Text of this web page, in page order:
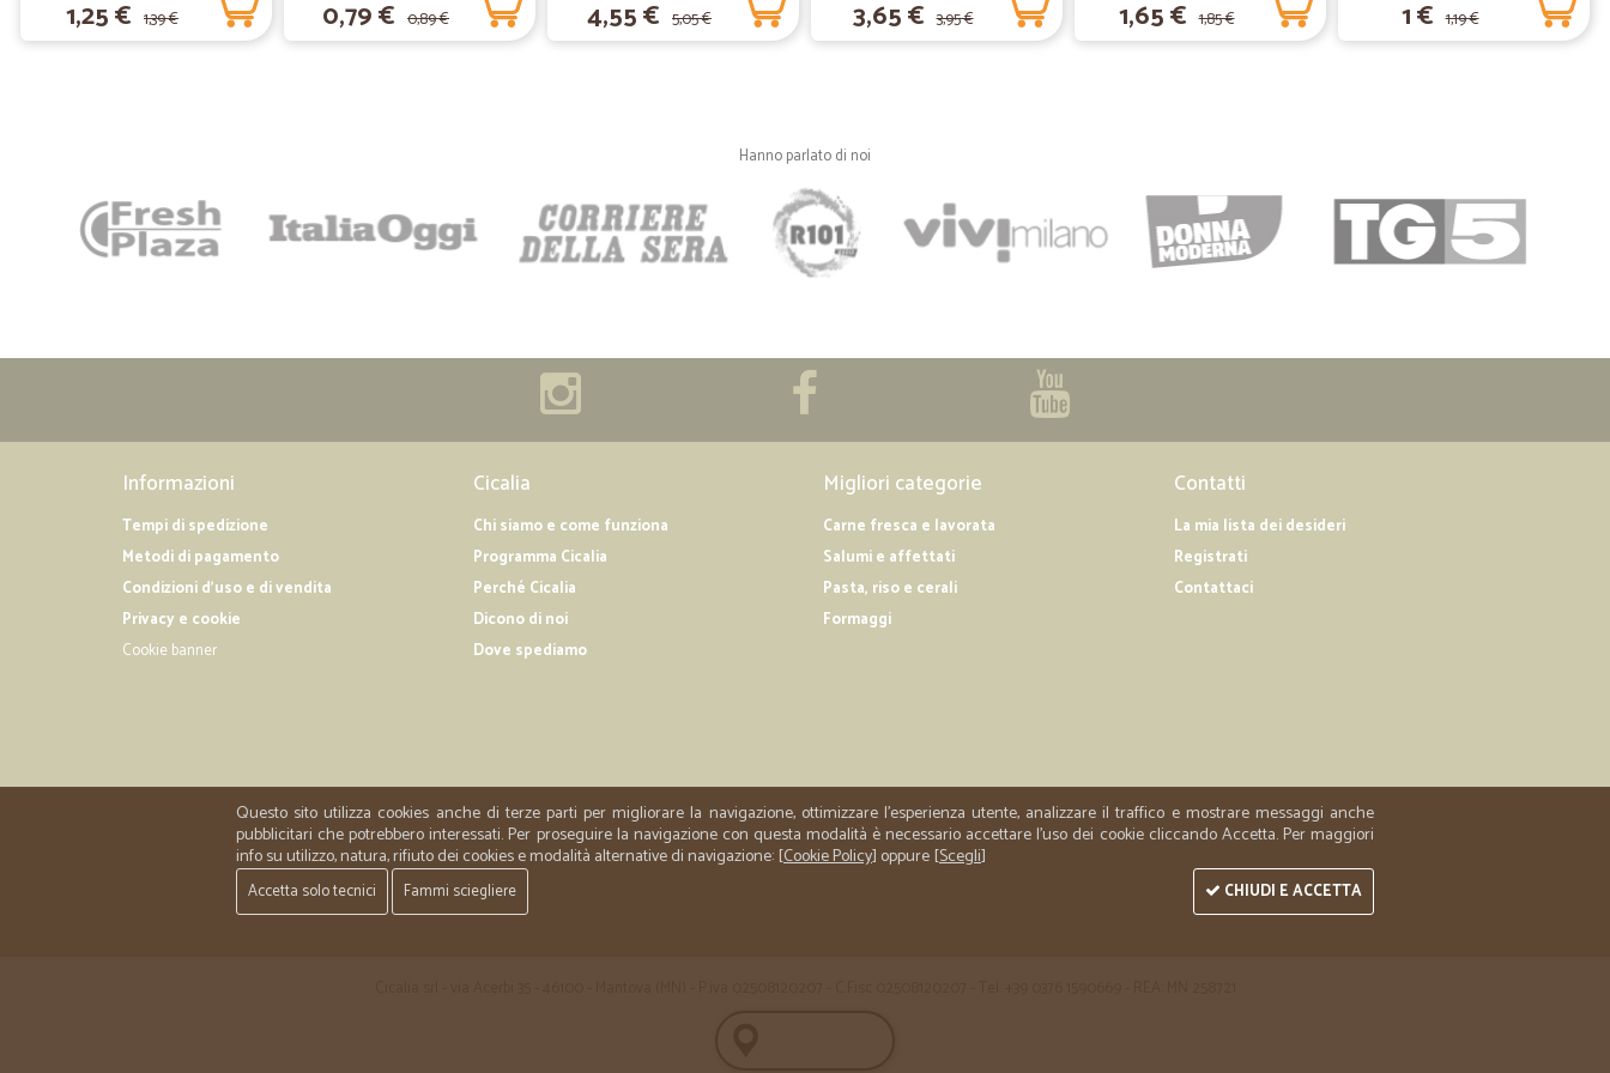
09/06/2020
Bruna S.
04/03/2020
Direi molto bene inizialmente avevi…
Direi molto bene inizialmente avevo dimenticato un dato nella compilazione della scheda
1,25 € 1,39 € 0,79 € 0,89 € 4,55 € 5,05 € 3,65 € 3,95 € 1,65 € 1,85 € 1 € 1,19 €
Hanno parlato di noi
Informazioni
Tempi di spedizione
Metodi di pagamento
Condizioni d'uso e di vendita
Privacy e cookie
Cookie banner
Cicalia
Chi siamo e come funziona
Programma Cicalia
Perché Cicalia
Dicono di noi
Dove spediamo
Migliori categorie
Carne fresca e lavorata
Salumi e affettati
Pasta, riso e cerali
Formaggi
Contatti
La mia lista dei desideri
Registrati
Contattaci
Questo sito utilizza cookies anche di terze parti per migliorare la navigazione, ottimizzare l'esperienza utente, analizzare il traffico e mostrare messaggi anche
pubblicitari che potrebbero interessati. Per proseguire la navigazione con questa modalità è necessario accettare l'uso dei cookie cliccando Accetta. Per maggiori
info su utilizzo, natura, rifiuto dei cookies e modalità alternative di navigazione: [Cookie Policy] oppure [Scegli]
Accetta solo tecnici Fammi sciegliere CHIUDI E ACCETTA